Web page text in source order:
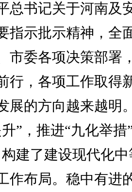
总书记关于河南及
指示批示精神，全
市委各项决策部署
行，各项工作取得
展的方向越来越明
”，推进“九化举措
建了建设现代化
作布局。稳中有进